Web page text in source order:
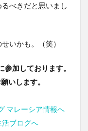
べきだと思いまし
いかも。（笑）
参加しております。
いします。